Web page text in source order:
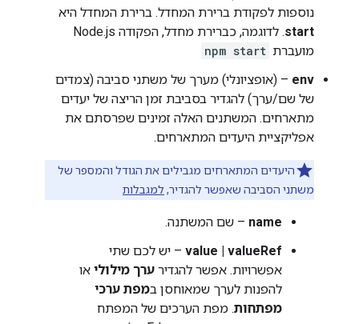
נוספות לפקודת ברירת המחדל. ברירת המחדל היא
start
. לדוגמה, כברירת מחדל, הפקודה Node.js
מועברת npm start
env – (אופציונלי) מערך של משתני סביבה (צמדים
של שם/ערך) להגדיר בסביבת זמן הריצה של יעדים
מתארחים. המשתנים האלה זמינים שפרסתם את
אפליקציית היעדים המתארחים.
היעדים המתארחים מגבילים את הגודל והמספר של
משתני הסביבה שאפשר להגדיר, למגבלות
name – שם המשתנה.
value | valueRef – יש לכם שתי
אפשרויות. אפשר להגדיר ערך מילולי או
להפנות לערך שמאוחסן במפת ערכי
מפתחות. מפת הערכים של המפתח